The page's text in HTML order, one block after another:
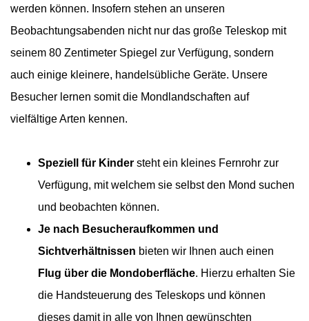
werden können. Insofern stehen an unseren
Beobachtungsabenden nicht nur das große Teleskop mit
seinem 80 Zentimeter Spiegel zur Verfügung, sondern
auch einige kleinere, handelsübliche Geräte. Unsere
Besucher lernen somit die Mondlandschaften auf
vielfältige Arten kennen.
Speziell für Kinder steht ein kleines Fernrohr zur
Verfügung, mit welchem sie selbst den Mond suchen
und beobachten können.
Je nach Besucheraufkommen und
Sichtverhältnissen bieten wir Ihnen auch einen
Flug über die Mondoberfläche. Hierzu erhalten Sie
die Handsteuerung des Teleskops und können
dieses damit in alle von Ihnen gewünschten